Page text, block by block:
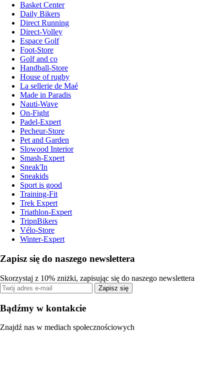
Basket Center
Daily Bikers
Direct Running
Direct-Volley
Espace Golf
Foot-Store
Golf and co
Handball-Store
House of rugby
La sellerie de Maé
Made in Paradis
Nauti-Wave
On-Fight
Padel-Expert
Pecheur-Store
Pet and Garden
Slowood Interior
Smash-Expert
Sneak'In
Sneakids
Sport is good
Training-Fit
Trek Expert
Triathlon-Expert
TripnBikers
Vélo-Store
Winter-Expert
Zapisz się do naszego newslettera
Skorzystaj z 10% zniżki, zapisując się do naszego newslettera
Zapisz się
Bądźmy w kontakcie
Znajdź nas w mediach społecznościowych